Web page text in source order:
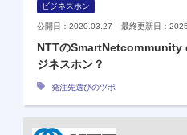
ビジネスホン
公開日：2020.03.27 最終更新日：
NTTのSmartNetcommunity
ジネスホン？
発注先選びのツボ